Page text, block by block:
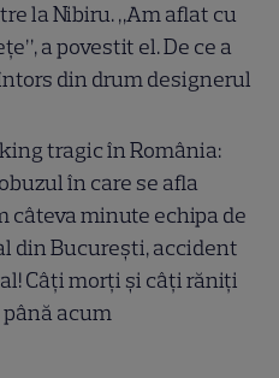
la Nibiru. „Am aflat cu
a povestit el. De ce a
din drum designerul
tragic în România:
în care se afla
câteva minute echipa de
din București, accident
Câți morți și câți răniți
acum